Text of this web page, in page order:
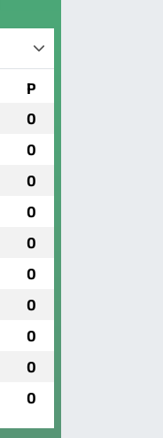
P
0
0
0
0
0
0
0
0
0
0